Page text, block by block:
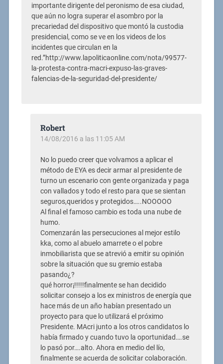
importante dirigente del peronismo de esa ciudad,
que aún no logra superar el asombro por la
precariedad del dispositivo que montó la custodia
presidencial, como se ve en los videos de los
incidentes que circulan en la
red.”http://www.lapoliticaonline.com/nota/99577-
la-protesta-contra-macri-expuso-las-graves-
falencias-de-la-seguridad-del-presidente/
Robert
14/08/2016 a las 11:05 AM
No lo puedo creer que volvamos a aplicar el
método de EYA es decir armar al presidente de
turno un escenario con gente organizada y paga
con vallados y todo el resto para que se sientan
seguros,queridos y protegidos…..NOOOOO
Al final el famoso cambio es toda una nube de
humo.
Comenzarán las persecuciones al mejor estilo
kka, como al abuelo amarrete o el pobre
inmobiliarista que se atrevió a emitir su opinión
sobre la situación que su gremio estaba
pasando¿?
qué horror¡!!!!!finalmente se han decidido
solicitar consejo a los ex ministros de energía que
hace más de un año habían presentado un
proyecto para que lo utilizará el próximo
Presidente. MAcri junto a los otros candidatos lo
había firmado y cuando tuvo la oportunidad….se
lo pasó por….alto. Ahora en medio del lío,
finalmente se acuerda de solicitar colaboración.